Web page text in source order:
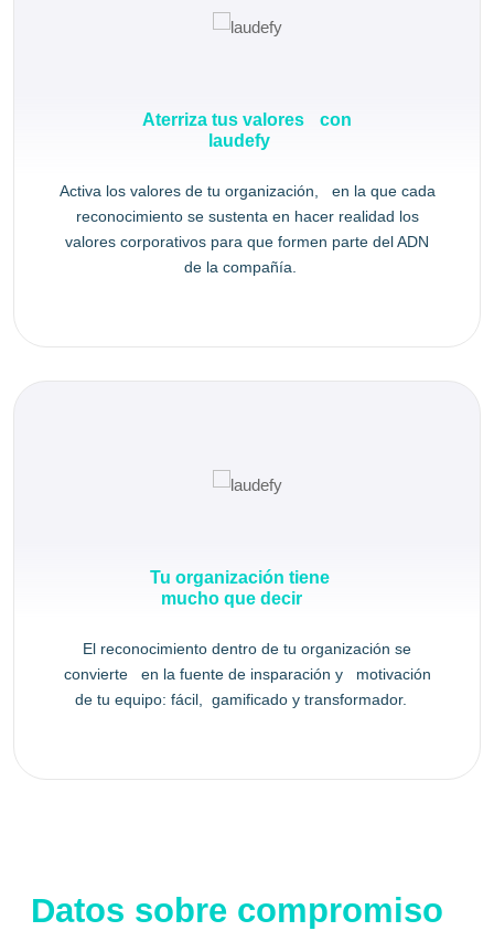
Aterriza tus valores con
laudefy
Activa los valores de tu organización, en la que cada
reconocimiento se sustenta en hacer realidad los
valores corporativos para que formen parte del ADN
de la compañía.
Tu organización tiene
mucho que decir
El reconocimiento dentro de tu organización se
convierte en la fuente de insparación y motivación
de tu equipo: fácil, gamificado y transformador.
Datos sobre compromiso